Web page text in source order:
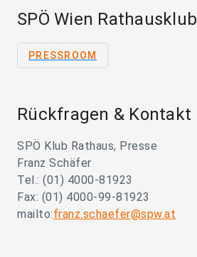
SPÖ Wien Rathausklub
PRESSROOM
Rückfragen & Kontakt
SPÖ Klub Rathaus, Presse
Franz Schäfer
Tel.: (01) 4000-81923
Fax: (01) 4000-99-81923
mailto:franz.schaefer@spw.at